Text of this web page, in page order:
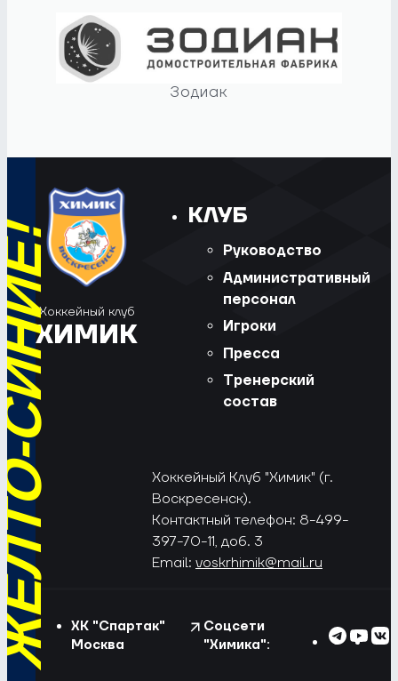
Зодиак
Хоккейный клуб
ХИМИК
КЛУБ
Руководство
Административный
персонал
Игроки
Пресса
Тренерский
состав
Хоккейный Клуб "Химик" (г.
Воскресенск).
Контактный телефон: 8-499-
397-70-11, доб. 3
Email: voskrhimik@mail.ru
ХК "Спартак"
Москва
Соцсети
"Химика":